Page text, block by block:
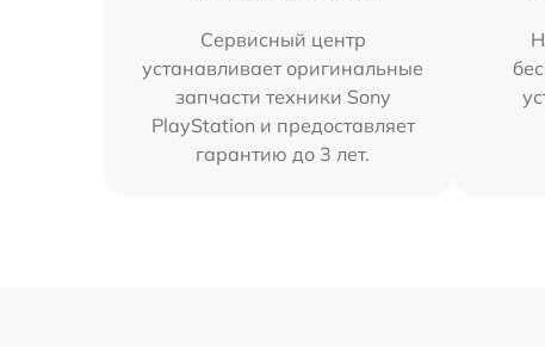
Сервисный центр
устанавливает оригинальные
запчасти техники Sony
PlayStation и предоставляет
гарантию до 3 лет.